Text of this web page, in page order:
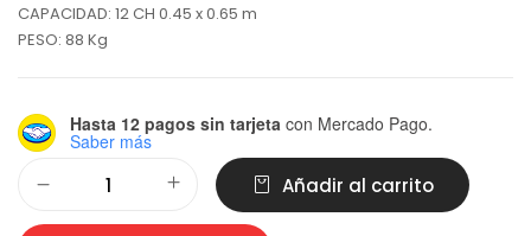
CAPACIDAD: 12 CH 0.45 x 0.65 m
PESO: 88 Kg
Hasta 12 pagos sin tarjeta con Mercado Pago.
Saber más
Añadir al carrito